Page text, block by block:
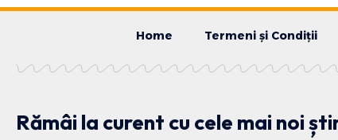
Home Termeni și Condiții
Rămâi la curent cu cele mai noi